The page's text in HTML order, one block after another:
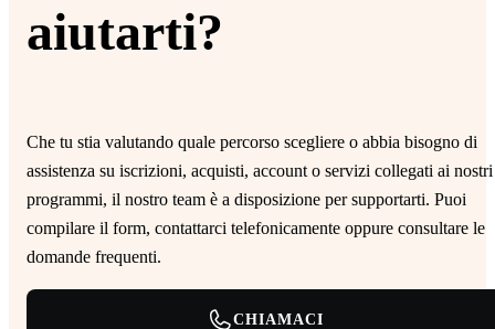
aiutarti?
Che tu stia valutando quale percorso scegliere o abbia bisogno di
assistenza su iscrizioni, acquisti, account o servizi collegati ai nostri
programmi, il nostro team è a disposizione per supportarti. Puoi
compilare il form, contattarci telefonicamente oppure consultare le
domande frequenti.
CHIAMACI